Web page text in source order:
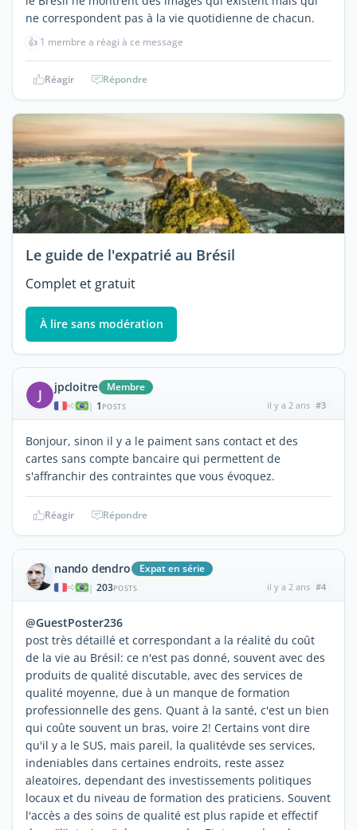
ne correspondent pas à la vie quotidienne de chacun.
👍 1 membre a réagi à ce message
Réagir Répondre
Le guide de l'expatrié au Brésil
Complet et gratuit
À lire sans modération
J jpcloitre Membre
| 1 POSTS il y a 2 ans #3
Bonjour, sinon il y a le paiment sans contact et des
cartes sans compte bancaire qui permettent de
s'affranchir des contraintes que vous évoquez.
Réagir Répondre
nando dendro Expat en série
| 203POSTS il y a 2 ans #4
@GuestPoster236
post très détaillé et correspondant a la réalité du coût
de la vie au Brésil: ce n'est pas donné, souvent avec des
produits de qualité discutable, avec des services de
qualité moyenne, due à un manque de formation
professionnelle des gens. Quant à la santé, c'est un bien
qui coûte souvent un bras, voire 2! Certains vont dire
qu'il y a le SUS, mais pareil, la qualitévde ses services,
indeniables dans certaines endroits, reste assez
aleatoires, dependant des investissements politiques
locaux et du niveau de formation des praticiens. Souvent
l'accès a des soins de qualité est plus rapide et effectif